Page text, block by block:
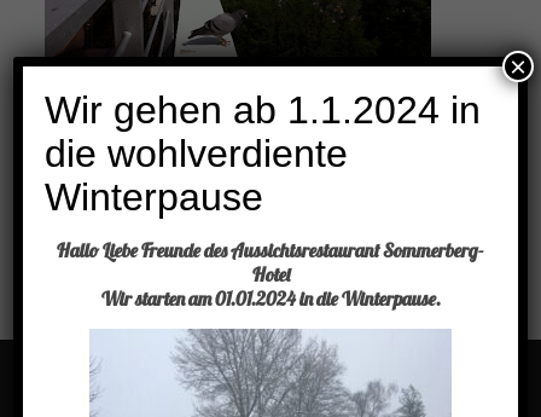
Unsere Terrasse ist ein beliebter Erholungsplatz für Tauben! Am
letzten Sonntag erfreute uns wieder ein Gast.
Vielleicht unterstützt ja die dominante Architektur des
Sommerberg-Hotels den Orientierungssinn der Tauben
Wir gehen ab 1.1.2024 in
die wohlverdiente
Winterpause
Hallo Liebe Freunde des Aussichtsrestaurant Sommerberg-
Hotel
Wir starten am 01.01.2024 in die Winterpause.
×